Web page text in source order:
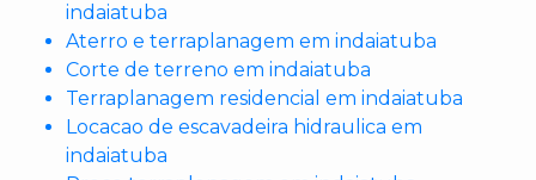
indaiatuba
Aterro e terraplanagem em indaiatuba
Corte de terreno em indaiatuba
Terraplanagem residencial em indaiatuba
Locacao de escavadeira hidraulica em
indaiatuba